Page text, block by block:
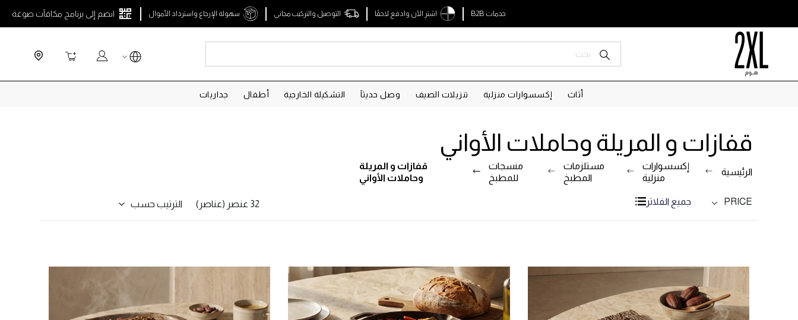
خدمات B2B اشترِ الآن وادفع لاحقًا التوصيل والتركيب مجاني سهولة الإرجاع واسترداد الأموال انضم إلى برنامج مكافآت صوغة
سلة التسوق
أثاث إكسسوارات منزلية تنزيلات الصيف وصل حديثآ التشكيلة الخارجية أطفال جداريات
قفازات و المريلة وحاملات الأواني
الرئيسية
إكسسوارات
منزلية
مستلزمات
المطبخ
منسجات
للمطبخ
قفازات و المريلة
وحاملات الأواني
PRICE جميع الفلاتر 32 عنصر (عناصر) الترتيب حسب